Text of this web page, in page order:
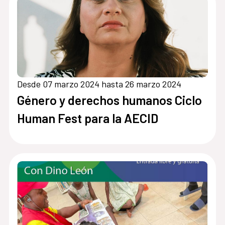
Desde 07 marzo 2024 hasta 26 marzo 2024
Género y derechos humanos Ciclo
Human Fest para la AECID